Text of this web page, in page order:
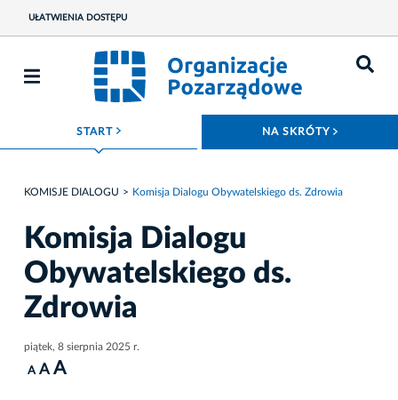
UŁATWIENIA DOSTĘPU
START ROZWIŃ MENU NA SKRÓTY
KOMISJE DIALOGU Komisja Dialogu Obywatelskiego ds. Zdrowia
Komisja Dialogu
Obywatelskiego ds.
Zdrowia
piątek, 8 sierpnia 2025 r.
A A A